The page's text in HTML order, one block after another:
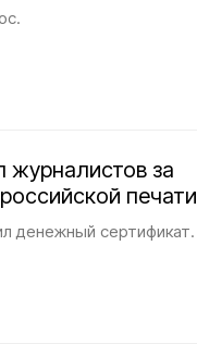
журналистов за
печати
денежный сертификат.